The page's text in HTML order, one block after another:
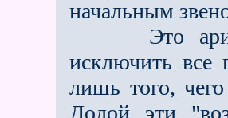
начальным
Это
исключить все
лишь того,
Долой эти